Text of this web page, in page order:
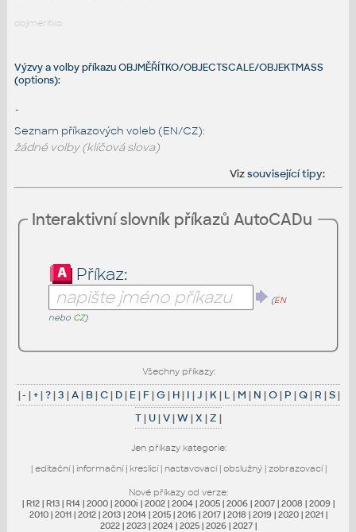
objmeritko
Výzvy a volby příkazu OBJMĚŘÍTKO/OBJECTSCALE/OBJEKTMASS
(options):
-
Seznam příkazových voleb (EN/CZ):
žádné volby (klíčová slova)
Vizsouvisející tipy:
Interaktivní slovník příkazů AutoCADu
Příkaz:
(EN
nebo CZ)
Všechny příkazy:
|- |+|?|3 |A| B|C| D| E| F |G| H| I |J | K| L | M | N |O| P |Q| R |S|
T| U|V|W|X |Z |
Jen příkazy kategorie:
| editační| informační| kreslicí| nastavovací| obslužný| zobrazovací|
Nové příkazy od verze:
| R12 | R13 | R14 | 2000 | 2000i | 2002 | 2004 | 2005 | 2006 | 2007 | 2008 | 2009 |
2010 | 2011 | 2012 | 2013 | 2014 | 2015 | 2016 | 2017 | 2018 | 2019 | 2020 | 2021 |
2022 | 2023 | 2024 | 2025 | 2026 | 2027 |